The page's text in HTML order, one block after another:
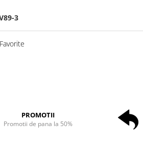
3
PROMOTII
Promotii de pana la 50%